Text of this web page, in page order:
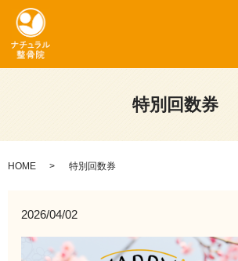
特別回数券
HOME 特別回数券
2026/04/02